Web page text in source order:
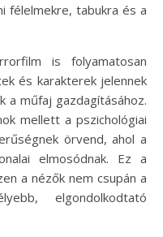
félelmekre, tabukra és a
is folyamatosan
és karakterek jelennek
a műfaj gazdagításához.
mellett a pszichológiai
örvend, ahol a
elmosódnak. Ez a
a nézők nem csupán a
elgondolkodtató